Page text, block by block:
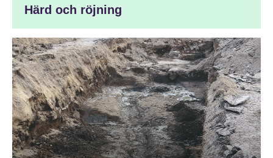
Härd och röjning